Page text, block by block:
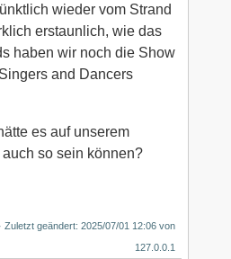
wieder vom Strand
erstaunlich, wie das
haben wir noch die Show
and Dancers
es auf unserem
so sein können?
· Zuletzt geändert:2025/07/01 12:06 von
127.0.0.1